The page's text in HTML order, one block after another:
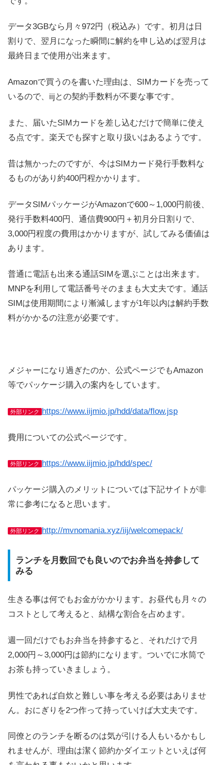
データ3GBなら月々972円（税込み）です。初月は日
割りで、翌月になった瞬間に解約を申し込めば翌月は
最終日まで使用が出来ます。
Amazonで買うのを書いた理由は、SIMカードを売って
いるので、iijとの契約手数料が不要な事です。
また、届いたSIMカードを差し込むだけで簡単に使え
る点です。楽天でも探すと取り扱いはあるようです。
昔は無かったのですが、今はSIMカード発行手数料な
るものがあり約400円程かかります。
データSIMパッケージがAmazonで600～1,000円前後、
発行手数料400円、通信費900円＋初月分日割りで、
3,000円程度の費用はかかりますが、試してみる価値は
あります。
普通に電話も出来る通話SIMを選ぶことは出来ます。
MNPを利用して電話番号そのままも大丈夫です。通話
SIMは使用期間により漸減しますが1年以内は解約手数
料がかかるの注意が必要です。
メジャーになり過ぎたのか、公式ページでもAmazon
等でパッケージ購入の案内をしています。
外部リンク https://www.iijmio.jp/hdd/data/flow.jsp
費用についての公式ページです。
外部リンク https://www.iijmio.jp/hdd/spec/
パッケージ購入のメリットについては下記サイトが非
常に参考になると思います。
外部リンク http://mvnomania.xyz/iij/welcomepack/
ランチを月数回でも良いのでお弁当を持参して
みる
生きる事は何でもお金がかかります。お昼代も月々の
コストとして考えると、結構な割合を占めます。
週一回だけでもお弁当を持参すると、それだけで月
2,000円～3,000円は節約になります。ついでに水筒で
お茶も持っていきましょう。
男性であれば自炊と難しい事を考える必要はありませ
ん。おにぎりを2つ作って持っていけば大丈夫です。
同僚とのランチを断るのは気が引ける人もいるかもし
れませんが、理由は潔く節約かダイエットといえば何